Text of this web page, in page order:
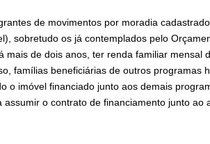
de movimentos por moradia
sobretudo os já contemplados pelo
de dois anos, ter renda familiar mensal
famílias beneficiárias de outros programas
o imóvel financiado junto aos demais
o contrato de financiamento junto ao